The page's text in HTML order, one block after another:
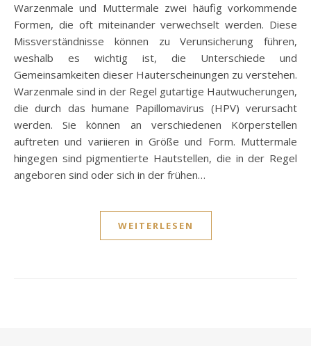
Warzenmale und Muttermale zwei häufig vorkommende
Formen, die oft miteinander verwechselt werden. Diese
Missverständnisse können zu Verunsicherung führen,
weshalb es wichtig ist, die Unterschiede und
Gemeinsamkeiten dieser Hauterscheinungen zu verstehen.
Warzenmale sind in der Regel gutartige Hautwucherungen,
die durch das humane Papillomavirus (HPV) verursacht
werden. Sie können an verschiedenen Körperstellen
auftreten und variieren in Größe und Form. Muttermale
hingegen sind pigmentierte Hautstellen, die in der Regel
angeboren sind oder sich in der frühen…
WEITERLESEN